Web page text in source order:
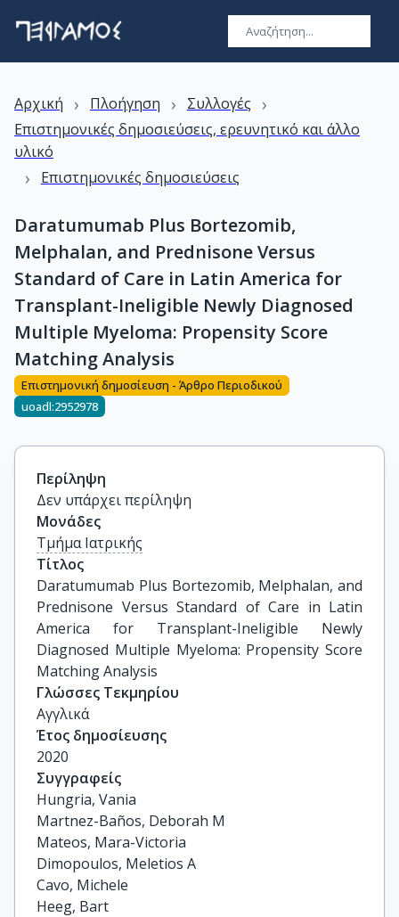
Αρχική › Πλοήγηση › Συλλογές ›
Επιστημονικές δημοσιεύσεις, ερευνητικό και άλλο
υλικό
› Επιστημονικές δημοσιεύσεις
Daratumumab Plus Bortezomib,
Melphalan, and Prednisone Versus
Standard of Care in Latin America for
Transplant-Ineligible Newly Diagnosed
Multiple Myeloma: Propensity Score
Matching Analysis
Επιστημονική δημοσίευση - Άρθρο Περιοδικού
uoadl:2952978
Περίληψη
Δεν υπάρχει περίληψη
Μονάδες
Τμήμα Ιατρικής
Τίτλος
Daratumumab Plus Bortezomib, Melphalan, and
Prednisone Versus Standard of Care in Latin
America for Transplant-Ineligible Newly
Diagnosed Multiple Myeloma: Propensity Score
Matching Analysis
Γλώσσες Τεκμηρίου
Αγγλικά
Έτος δημοσίευσης
2020
Συγγραφείς
Hungria, Vania
Martnez-Baños, Deborah M
Mateos, Mara-Victoria
Dimopoulos, Meletios A
Cavo, Michele
Heeg, Bart